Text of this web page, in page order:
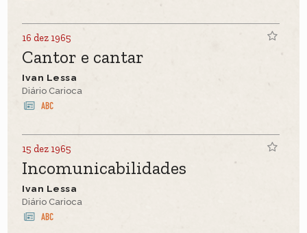
16 dez 1965
Cantor e cantar
Ivan Lessa
Diário Carioca
15 dez 1965
Incomunicabilidades
Ivan Lessa
Diário Carioca